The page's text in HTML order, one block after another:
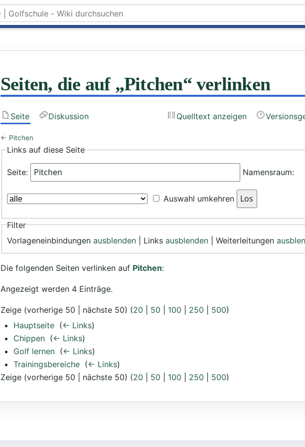
Seiten, die auf „Pitchen“ verlinken
Seite Diskussion Quelltext anzeigen
← Pitchen
Links auf diese Seite
Seite: Namensraum:
Auswahl umkehren
Filter
Vorlageneinbindungen ausblenden | Links ausblenden | Weiterleitungen
Die folgenden Seiten verlinken auf Pitchen:
Angezeigt werden 4 Einträge.
Zeige (vorherige 50 | nächste 50) (20 50 100 250 500)
Hauptseite‎ (← Links)
Chippen‎ (← Links)
Golf lernen‎ (← Links)
Trainingsbereiche‎ (← Links)
Zeige (vorherige 50 | nächste 50) (20 50 100 250 500)